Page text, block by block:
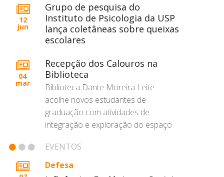
12
jun
Grupo de pesquisa do
Instituto de Psicologia da USP
lança coletâneas sobre queixas
escolares
04
mar
Recepção dos Calouros na
Biblioteca
Biblioteca Dante Moreira Leite
acolhe novos estudantes de
graduação com atividades de
integração e exploração do espaço
EVENTOS
Defesa